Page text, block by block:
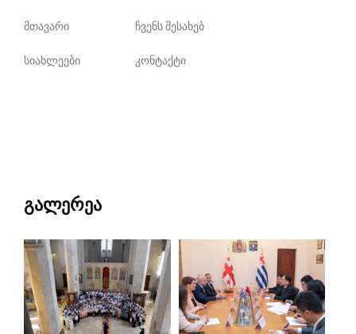
მთავარი ჩვენს შესახებ
სიახლეები კონტაქტი
გალერეა